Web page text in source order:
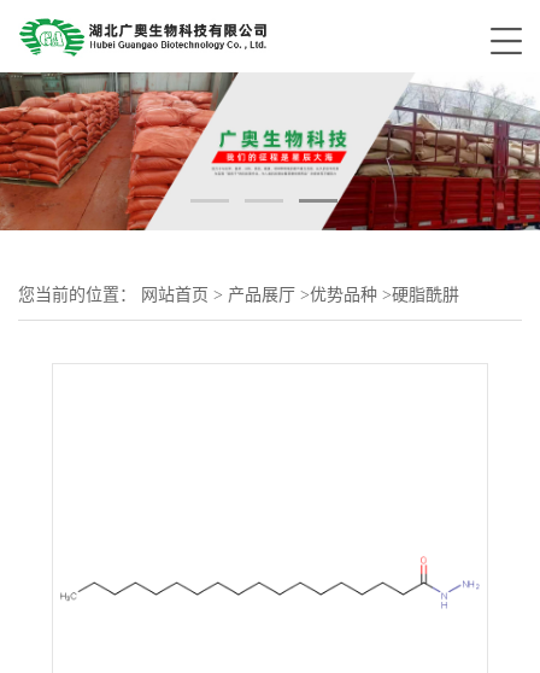
您当前的位置： 网站首页 > 产品展厅 >优势品种 >硬脂酰肼